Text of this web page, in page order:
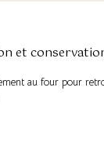
et
au four pour